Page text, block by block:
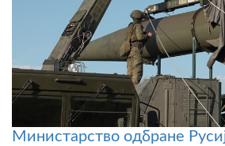
Министарство одбране